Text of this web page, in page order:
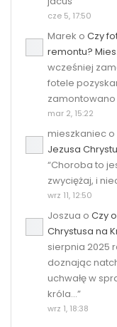
cze 5, 17:50
Marek o Czy
remontu?
wcześniej
fotele
zamontowano
mar 2, 15:22
mieszkaniec o
Jezusa
“Choroba to
zwyciężaj, i
wrz 11, 12:50
Joszua o Czy
Chrystusa na
sierpnia 2025
doznając
uchwałę w
króla…”
wrz 1, 18:38